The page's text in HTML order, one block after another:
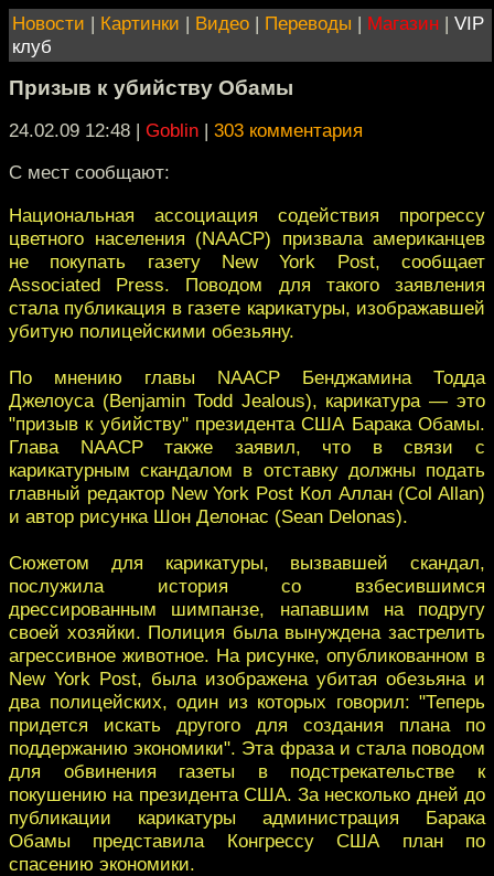
Новости | Картинки | Видео | Переводы | Магазин | VIP
клуб
Призыв к убийству Обамы
24.02.09 12:48 | Goblin | 303 комментария
С мест сообщают:
Национальная ассоциация содействия прогрессу
цветного населения (NAACP) призвала американцев
не покупать газету New York Post, сообщает
Associated Press. Поводом для такого заявления
стала публикация в газете карикатуры, изображавшей
убитую полицейскими обезьяну.
По мнению главы NAACP Бенджамина Тодда
Джелоуса (Benjamin Todd Jealous), карикатура — это
"призыв к убийству" президента США Барака Обамы.
Глава NAACP также заявил, что в связи с
карикатурным скандалом в отставку должны подать
главный редактор New York Post Кол Аллан (Col Allan)
и автор рисунка Шон Делонас (Sean Delonas).
Сюжетом для карикатуры, вызвавшей скандал,
послужила история со взбесившимся
дрессированным шимпанзе, напавшим на подругу
своей хозяйки. Полиция была вынуждена застрелить
агрессивное животное. На рисунке, опубликованном в
New York Post, была изображена убитая обезьяна и
два полицейских, один из которых говорил: "Теперь
придется искать другого для создания плана по
поддержанию экономики". Эта фраза и стала поводом
для обвинения газеты в подстрекательстве к
покушению на президента США. За несколько дней до
публикации карикатуры администрация Барака
Обамы представила Конгрессу США план по
спасению экономики.